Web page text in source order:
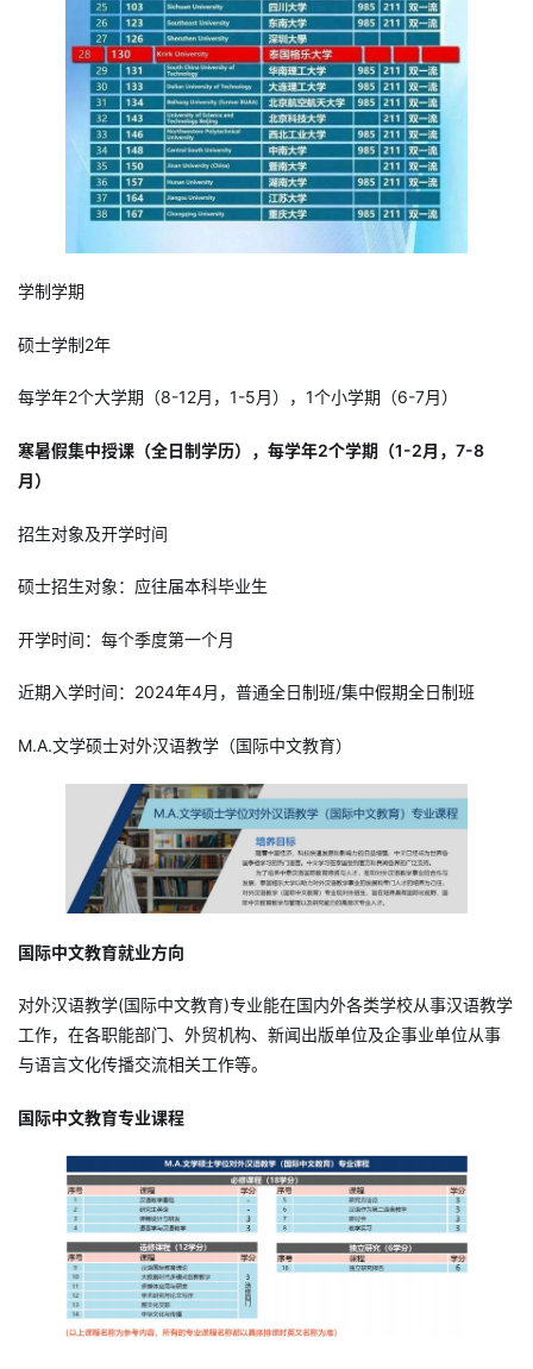
学制学期
硕士学制2年
每学年2个大学期（8-12月，1-5月），1个小学期（6-7月）
寒暑假集中授课（全日制学历），每学年2个学期（1-2月，7-8
月）
招生对象及开学时间
硕士招生对象：应往届本科毕业生
开学时间：每个季度第一个月
近期入学时间：2024年4月，普通全日制班/集中假期全日制班
M.A.文学硕士对外汉语教学（国际中文教育）
国际中文教育就业方向
对外汉语教学(国际中文教育)专业能在国内外各类学校从事汉语教学
工作，在各职能部门、外贸机构、新闻出版单位及企事业单位从事
与语言文化传播交流相关工作等。
国际中文教育专业课程